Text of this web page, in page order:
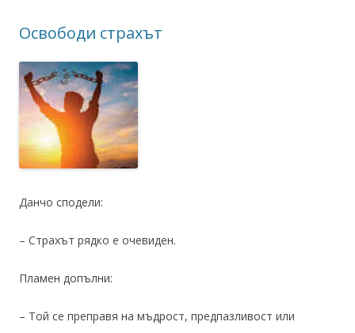
Освободи страхът
Данчо сподели:
– Страхът рядко е очевиден.
Пламен допълни:
– Той се преправя на мъдрост, предпазливост или